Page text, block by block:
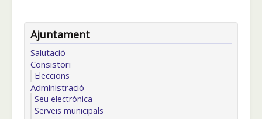
Ajuntament
Salutació
Consistori
Eleccions
Administració
Seu electrònica
Serveis municipals